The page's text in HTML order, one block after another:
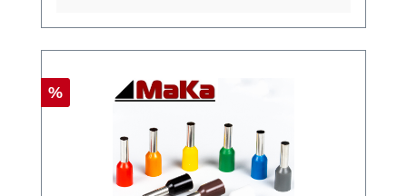
Rabatt
%